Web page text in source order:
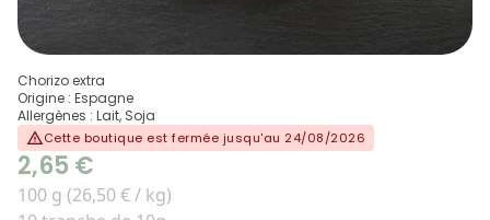
Chorizo extra
Origine : Espagne
Allergènes : Lait, Soja
Cette boutique est fermée jusqu'au 24/08/2026
2,65 €
100 g (26,50 € / kg)